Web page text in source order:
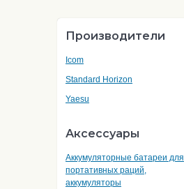
Производители
Icom
Standard Horizon
Yaesu
Аксессуары
Аккумуляторные батареи для
портативных раций,
аккумуляторы